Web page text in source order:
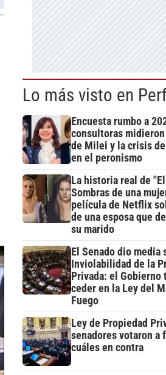
Lo más visto en
Encuesta rumbo a
consultoras
de Milei y la crisis
en el peronismo
La historia real de
Sombras de una
película de Netflix
de una esposa que
su marido
El Senado dio media
Inviolabilidad de la
Privada: el Gobierno
ceder en la Ley del
Fuego
Ley de Propiedad
senadores votaron a
cuáles en contra